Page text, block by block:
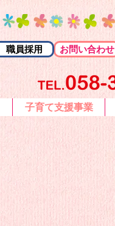
お問い合わせ
職員採用
子育て支援事業